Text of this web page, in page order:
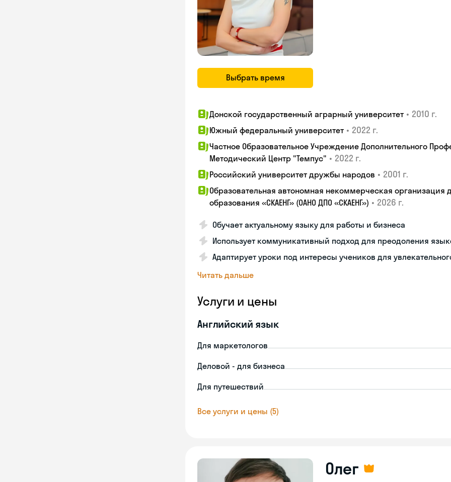
Выбрать время
Донской государственный аграрный университет • 2010 г.
Южный федеральный университет • 2022 г.
Частное Образовательное Учреждение Дополнительного
Методический Центр "Темпус" • 2022 г.
Российский университет дружбы народов • 2001 г.
Образовательная автономная некоммерческая организация
образования «СКАЕНГ» (ОАНО ДПО «СКАЕНГ») • 2026 г.
Обучает актуальному языку для работы и бизнеса
Использует коммуникативный подход для преодоления
Адаптирует уроки под интересы учеников для
Читать дальше
Услуги и цены
Английский язык
Для маркетологов
Деловой - для бизнеса
Для путешествий
Все услуги и цены (5)
Олег